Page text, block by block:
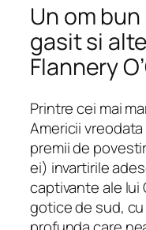
Un om
gasit si
Flannery
Printre cei mai
Americii
premii de
ei) invartirile
captivante ale lui
gotice de sud,